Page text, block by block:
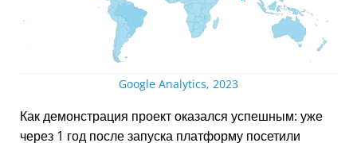
Google Analytics, 2023
Как демонстрация проект оказался успешным: уже
через 1 год после запуска платформу посетили